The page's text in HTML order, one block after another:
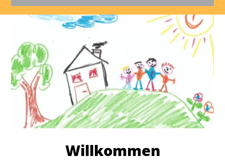
Willkommen